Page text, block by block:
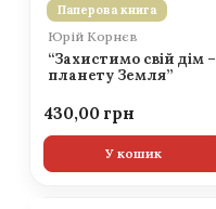
Паперова книга
Юрій Корнєв
“Захистимо свій дім –
планету Земля”
430,00
У кошик